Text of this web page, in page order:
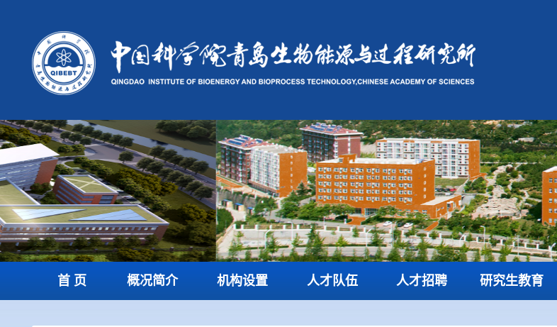
首 页 概况简介 机构设置 人才队伍 人才招聘 研究生教育